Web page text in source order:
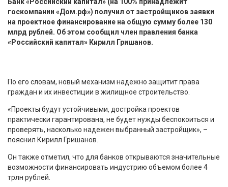
госкомпании «Дом.рф») получил от застройщиков заявки
на проектное финансирование на общую сумму более 130
млрд рублей. Об этом сообщил член правления банка
«Российский капитал» Кирилл Гришанов.
По его словам, новый механизм надежно защитит права
граждан и их инвестиции в жилищное строительство.
«Проекты будут устойчивыми, достройка проектов
практически гарантирована, не будет нужды беспокоиться и
проверять, насколько надежен выбранный застройщик», –
пояснил Кирилл Гришанов.
Он также отметил, что для банков открываются значительные
возможности финансировать индустрию объемом более 4
трлн рублей.